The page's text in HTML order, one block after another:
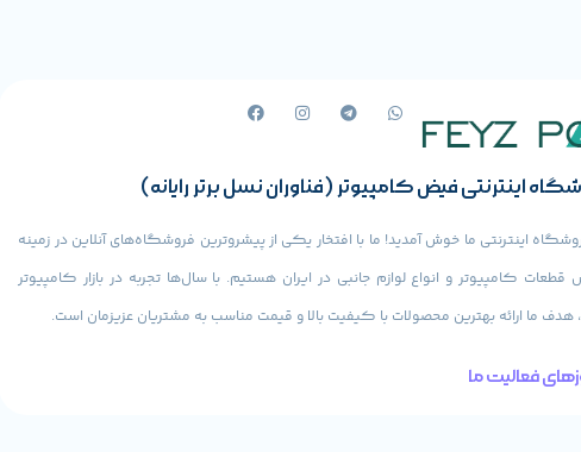
اینترنتی فیض کامپیوتر (فناوران نسل برتر رایانه)
اینترنتی ما خوش آمدید! ما با افتخار یکی از پیشروترین فروشگاه‌های آنلاین در زمینه
قطعات کامپیوتر و انواع لوازم جانبی در ایران هستیم. با سال‌ها تجربه در بازار کامپیوتر
هدف ما ارائه بهترین محصولات با کیفیت بالا و قیمت مناسب به مشتریان عزیزمان است.
فعالیت ما